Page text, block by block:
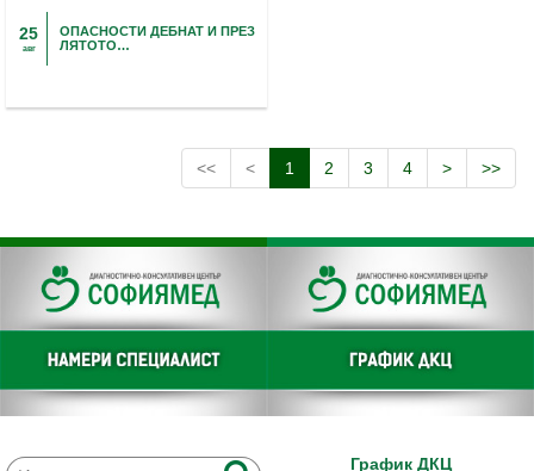
25
авг
ОПАСНОСТИ ДЕБНАТ И ПРЕЗ
ЛЯТОТО…
<< < 1 2 3 4 > >>
График ДКЦ